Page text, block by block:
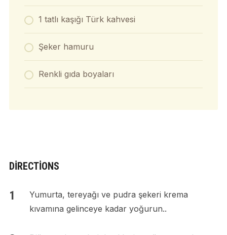
1 tatlı kaşığı Türk kahvesi
Şeker hamuru
Renkli gıda boyaları
DIRECTIONS
Yumurta, tereyağı ve pudra şekeri krema
kıvamına gelinceye kadar yoğurun..